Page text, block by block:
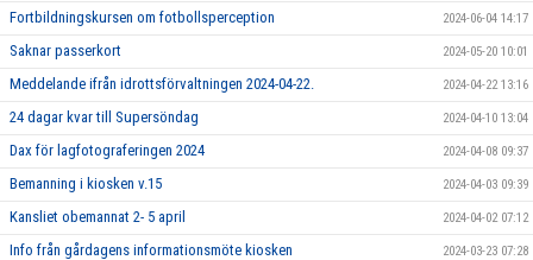
Fortbildningskursen om fotbollsperception 2024-06-04 14:17
Saknar passerkort 2024-05-20 10:01
Meddelande ifrån idrottsförvaltningen 2024-04-22. 2024-04-22 13:16
24 dagar kvar till Supersöndag 2024-04-10 13:04
Dax för lagfotograferingen 2024 2024-04-08 09:37
Bemanning i kiosken v.15 2024-04-03 09:39
Kansliet obemannat 2- 5 april 2024-04-02 07:12
Info från gårdagens informationsmöte kiosken 2024-03-23 07:28